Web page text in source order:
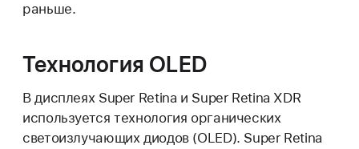
раньше.
Технология OLED
В дисплеях Super Retina и Super Retina XDR
используется технология органических
светоизлучающих диодов (OLED). Super Retina